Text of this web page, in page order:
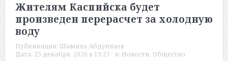
Жителям Каспийска будет
произведен перерасчет за холодную
воду
Публикация: Шамиль Абдуллаев
Дата: 25 декабря, 2020 в 19:27 в: Новости, Общество